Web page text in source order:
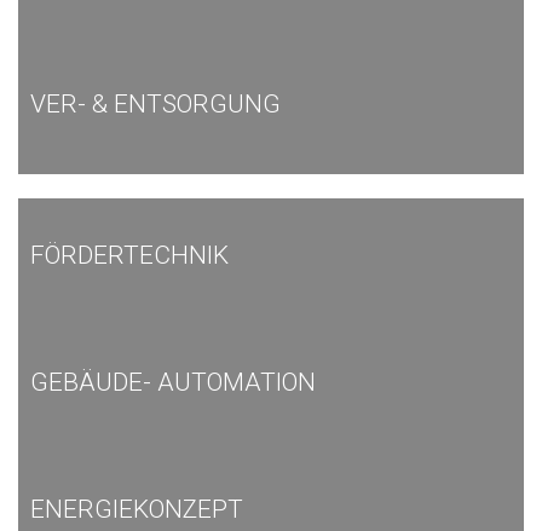
VER- & ENTSORGUNG
FÖRDERTECHNIK
GEBÄUDE- AUTOMATION
ENERGIEKONZEPT